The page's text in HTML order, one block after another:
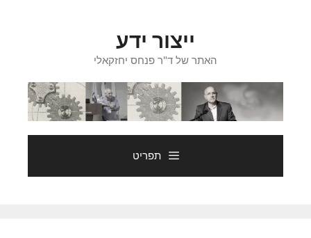
ייצור ידע
האתר של ד"ר פנחס יחזקאלי
תפריט